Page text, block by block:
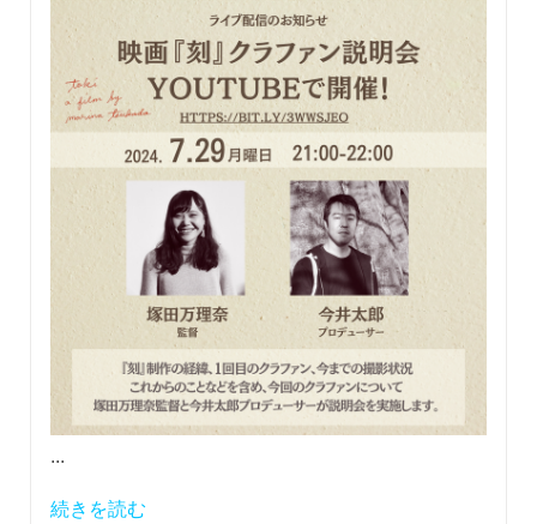
...
続きを読む